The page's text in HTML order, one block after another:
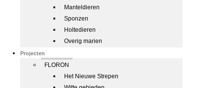
Manteldieren
Sponzen
Holtedieren
Overig marien
Projecten
FLORON
Het Nieuwe Strepen